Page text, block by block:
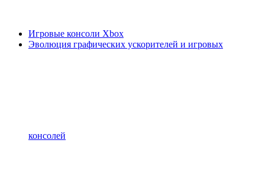
Игровые консоли Xbox
Эволюция графических ускорителей и игровых
консолей